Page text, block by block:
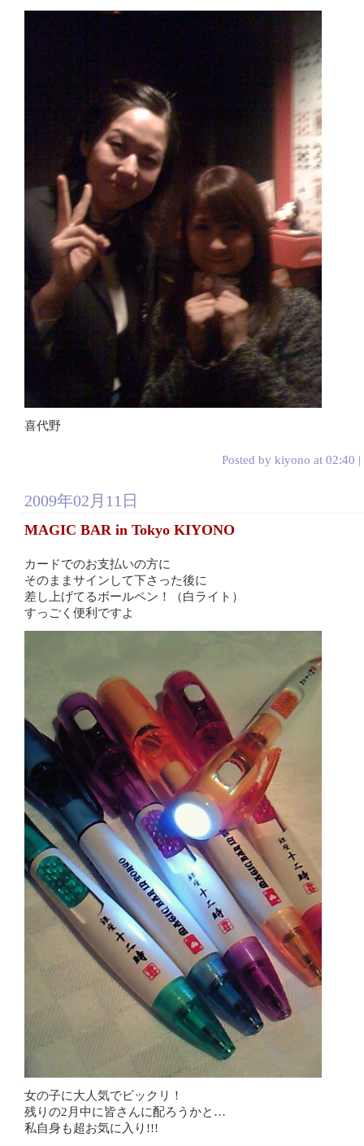
喜代野
Posted by kiyono at 02:40 |
2009年02月11日
MAGIC BAR in Tokyo KIYONO
カードでのお支払いの方に
そのままサインして下さった後に
差し上げてるボールペン！（白ライト）
すっごく便利ですよ
女の子に大人気でビックリ！
残りの2月中に皆さんに配ろうかと…
私自身も超お気に入り!!!